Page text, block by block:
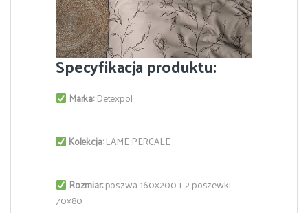
Specyfikacja produktu:
Marka:Detexpol
Kolekcja:LAME PERCALE
Rozmiar:poszwa 160×200 + 2 poszewki
70×80